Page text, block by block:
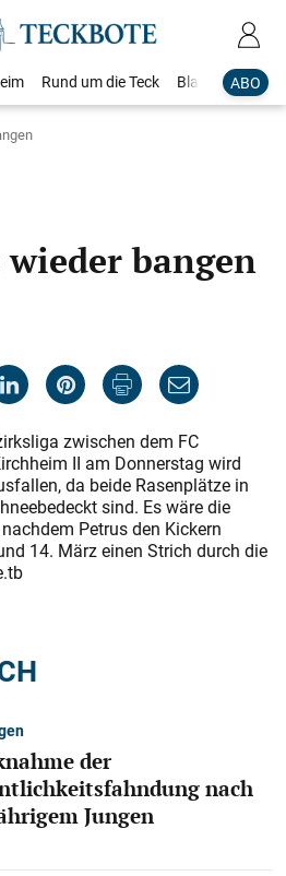
ABO
Rund um die Teck Blaulicht
bangen
zwischen dem FC
II am Donnerstag wird
da beide Rasenplätze in
sind. Es wäre die
Petrus den Kickern
14. März einen Strich durch die
der
nach
Jungen